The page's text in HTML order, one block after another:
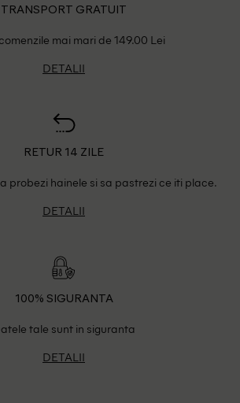
TRANSPORT GRATUIT
mai mari de 149.00 Lei
DETALII
RETUR 14 ZILE
probezi hainele si sa pastrezi ce iti place.
DETALII
100% SIGURANTA
tale sunt in siguranta
DETALII